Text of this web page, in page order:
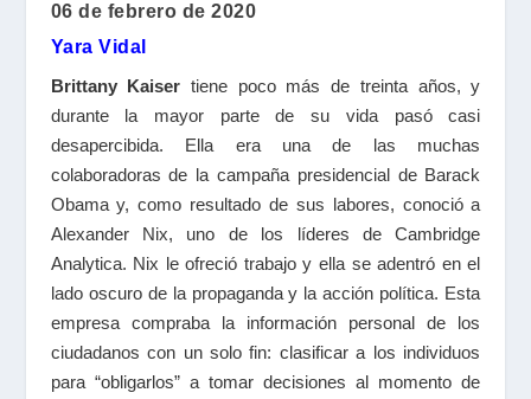
06 de febrero de 2020
Yara Vidal
Brittany Kaiser tiene poco más de treinta años, y
durante la mayor parte de su vida pasó casi
desapercibida. Ella era una de las muchas
colaboradoras de la campaña presidencial de Barack
Obama y, como resultado de sus labores, conoció a
Alexander Nix, uno de los líderes de Cambridge
Analytica. Nix le ofreció trabajo y ella se adentró en el
lado oscuro de la propaganda y la acción política. Esta
empresa compraba la información personal de los
ciudadanos con un solo fin: clasificar a los individuos
para “obligarlos” a tomar decisiones al momento de